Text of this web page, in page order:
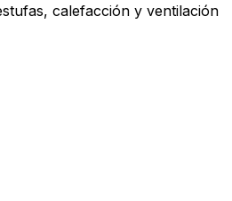
calefacción y ventilación